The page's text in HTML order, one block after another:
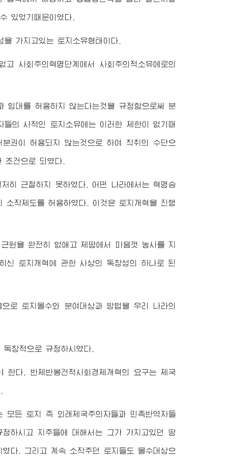
있었기때문이였다.
가지고있는 토지소유형태이다.
사회주의혁명단계에서 사회주의적소유에로의
임대를 허용하지 않는다는것을 규정함으로써 분
의 사적인 토지소유에는 이러한 제한이 없기때
권이 허용되지 않는것으로 하여 착취의 수단으
건으로 되였다.
히 근절하지 못하였다. 어떤 나라에서는 혁명승
작제도를 허용하였다. 이것은 토지개혁을 진행
원을 완전히 없애고 제땅에서 마음껏 농사를 지
신 토지개혁에 관한 사상의 독창성의 하나로 된
로 토지몰수와 분여대상과 방법을 우리 나라의
창적으로 규정하시였다.
한다. 반제반봉건적사회경제개혁의 요구는 제국
모든 토지 즉 외래제국주의자들과 민족반역자들
하시고 지주들에 대해서는 그가 가지고있던 땅
다. 그리고 계속 소작주던 토지들도 몰수대상으